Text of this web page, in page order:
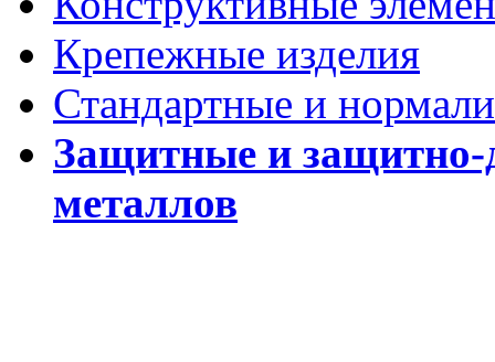
Крепежные изделия
Стандартные и
Защитные и защитно-
металлов